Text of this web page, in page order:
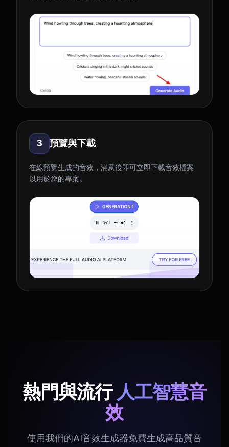
3 預覽與下載
在線預覽生成的音效，滿意後即可立即下載音效檔案
以用於您的專案。
熱門與流行 人工智慧音
效
使用我們的AI音效生成器免費生成高品質音